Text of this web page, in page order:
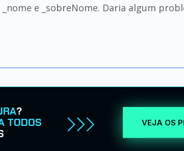
e _sobreNome. Daria algum
?
TODOS
VEJA OS